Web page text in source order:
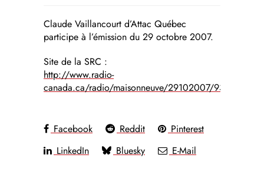
Claude Vaillancourt d’Attac Québec
participe à l’émission du 29 octobre 2007.
Site de la SRC :
http://www.radio-
canada.ca/radio/maisonneuve/29102007/93538.shtml
Facebook Reddit
Pinterest
LinkedIn
Bluesky E-Mail